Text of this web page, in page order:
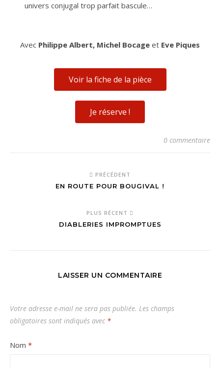
univers conjugal trop parfait bascule…
Avec Philippe Albert, Michel Bocage et Eve Piques
Voir la fiche de la pièce
Je réserve !
0 commentaire
PRÉCÉDENT
EN ROUTE POUR BOUGIVAL !
PLUS RÉCENT
DIABLERIES IMPROMPTUES
LAISSER UN COMMENTAIRE
Votre adresse e-mail ne sera pas publiée. Les champs
obligatoires sont indiqués avec *
Nom *